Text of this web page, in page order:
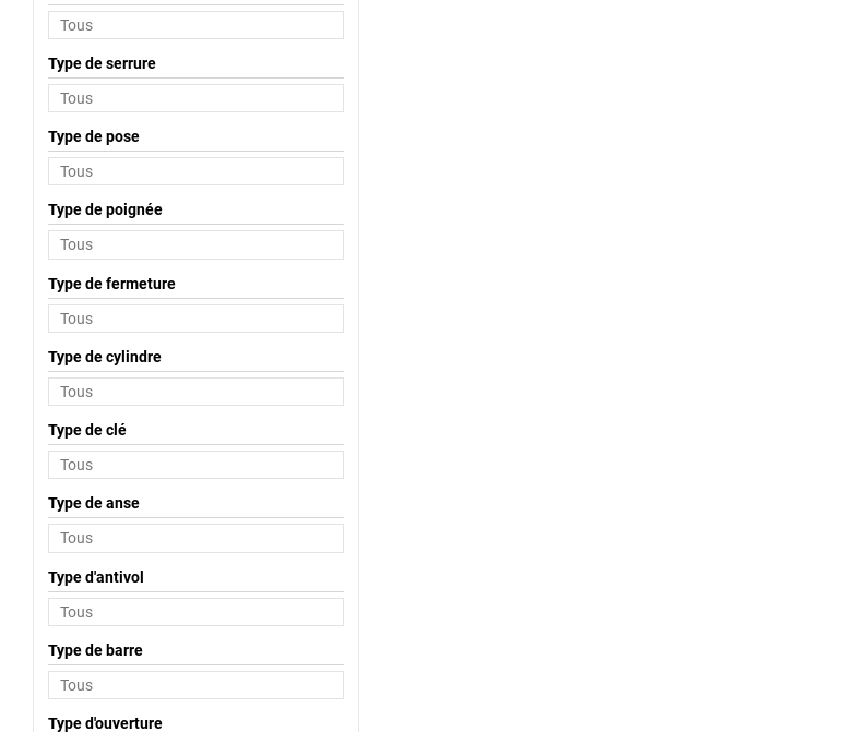
Type de serrure
Type de pose
Type de poignée
Type de fermeture
Type de cylindre
Type de clé
Type de anse
Type d'antivol
Type de barre
Type d'ouverture